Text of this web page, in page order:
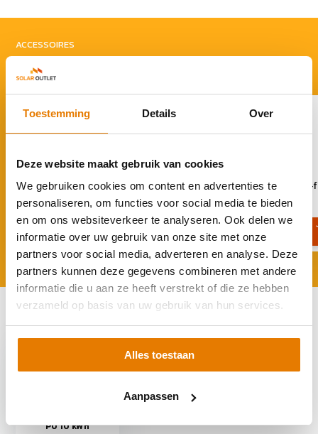
Toestemming Details Over
Deze website maakt gebruik van cookies
We gebruiken cookies om content en advertenties te
personaliseren, om functies voor social media te bieden
en om ons websiteverkeer te analyseren. Ook delen we
informatie over uw gebruik van onze site met onze
partners voor social media, adverteren en analyse. Deze
partners kunnen deze gegevens combineren met andere
informatie die u aan ze heeft verstrekt of die ze hebben
verzameld op basis van uw gebruik van hun services.
Alles toestaan
Aanpassen
ACCESSOIRES
Growatt Backup box 3-fase
€ 435,-
Growatt Backup box 1-
€ 245,-
Recent bekeken
P0 10 kWh